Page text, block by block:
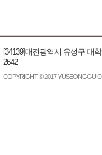
[34139]대전광역시 유성구 대
2642
COPYRIGHT © 2017 YUSEONGGU